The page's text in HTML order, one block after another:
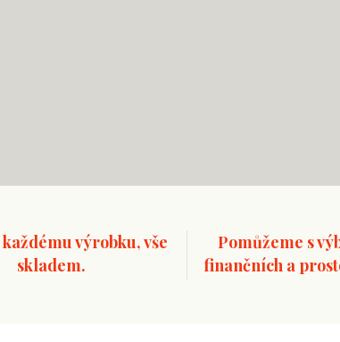
výrobku, vše
skladem.
Pomůžeme s
finančních a